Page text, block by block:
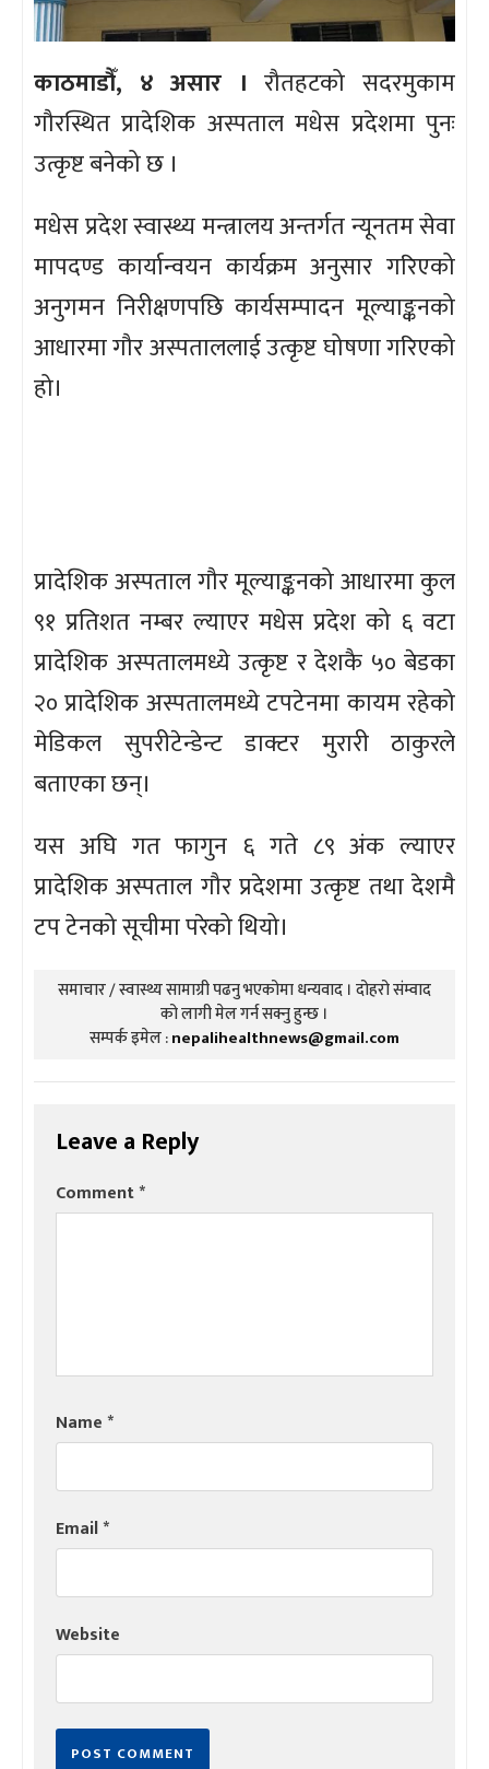
काठमाडौँ, ४ असार । रौतहटको सदरमुकाम
गौरस्थित प्रादेशिक अस्पताल मधेस प्रदेशमा पुनः
उत्कृष्ट बनेको छ ।
मधेस प्रदेश स्वास्थ्य मन्त्रालय अन्तर्गत न्यूनतम सेवा
मापदण्ड कार्यान्वयन कार्यक्रम अनुसार गरिएको
अनुगमन निरीक्षणपछि कार्यसम्पादन मूल्याङ्कनको
आधारमा गौर अस्पताललाई उत्कृष्ट घोषणा गरिएको
हो।
प्रादेशिक अस्पताल गौर मूल्याङ्कनको आधारमा कुल
९१ प्रतिशत नम्बर ल्याएर मधेस प्रदेश को ६ वटा
प्रादेशिक अस्पतालमध्ये उत्कृष्ट र देशकै ५० बेडका
२० प्रादेशिक अस्पतालमध्ये टपटेनमा कायम रहेको
मेडिकल सुपरीटेन्डेन्ट डाक्टर मुरारी ठाकुरले
बताएका छन्।
यस अघि गत फागुन ६ गते ८९ अंक ल्याएर
प्रादेशिक अस्पताल गौर प्रदेशमा उत्कृष्ट तथा देशमै
टप टेनको सूचीमा परेको थियो।
समाचार / स्वास्थ्य सामाग्री पढनु भएकोमा धन्यवाद । दोहरो संम्वाद
को लागी मेल गर्न सक्नु हुन्छ ।
सम्पर्क इमेल :nepalihealthnews@gmail.com
Leave a Reply
Comment*
Name*
Email*
Website